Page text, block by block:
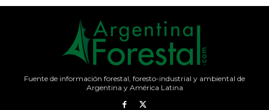
Fuente de información forestal, foresto-industrial y ambiental de
Argentina y América Latina